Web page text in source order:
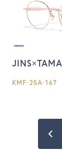
KMF-25A-167